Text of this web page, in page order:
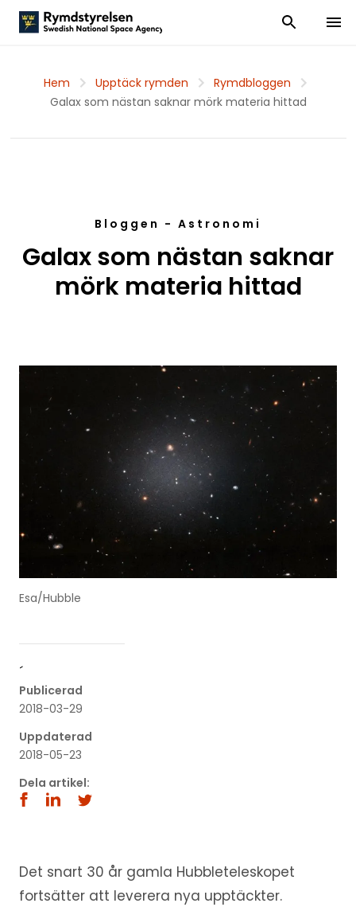
Visa och dölj
Visa
Hem Upptäck rymden
Rymdbloggen
Galax som nästan saknar mörk materia hittad
Bloggen - Astronomi
Galax som nästan saknar
mörk materia hittad
Esa/Hubble
´
Publicerad
2018-03-29
Uppdaterad
2018-05-23
Dela artikel:
Det snart 30 år gamla Hubbleteleskopet
fortsätter att leverera nya upptäckter.